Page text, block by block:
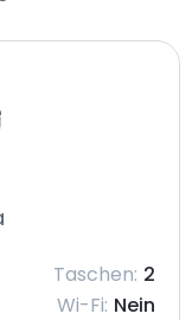
Taschen: 2
Wi-Fi: Nein